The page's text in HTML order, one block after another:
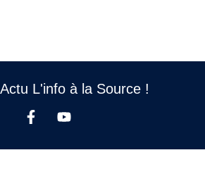
L'info à la Source !